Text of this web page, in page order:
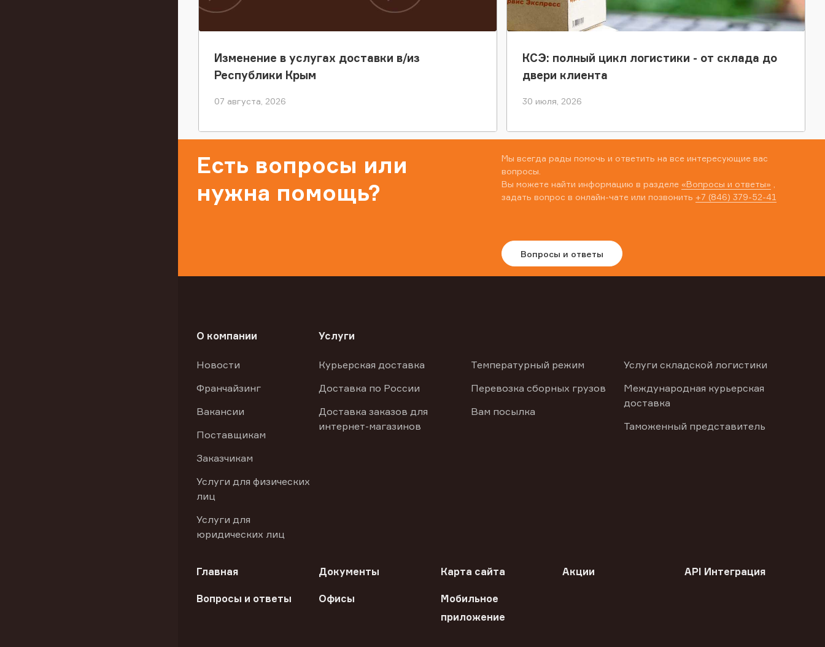
Изменение в услугах доставки в/из
Республики Крым
07 августа, 2026
КСЭ: полный цикл логистики - от склада до
двери клиента
30 июля, 2026
Есть вопросы или
нужна помощь?
Мы всегда рады помочь и ответить на все интересующие вас
вопросы.
Вы можете найти информацию в разделе «Вопросы и ответы»
задать вопрос в онлайн-чате или позвонить +7 (846) 379-52-41
Вопросы и ответы
О компании
Новости
Франчайзинг
Вакансии
Поставщикам
Заказчикам
Услуги для физических
лиц
Услуги для
юридических лиц
Услуги
Курьерская доставка
Доставка по России
Доставка заказов для
интернет-магазинов
Температурный режим
Перевозка сборных грузов
Вам посылка
Услуги складской логистики
Международная курьерская
доставка
Таможенный представитель
Главная Документы Карта сайта Акции API Интеграция
Вопросы и ответы Офисы
Мобильное
приложение